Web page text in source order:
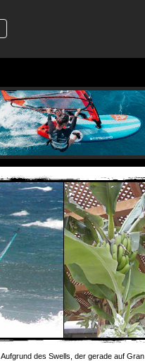
Aufgrund des Swells, der gerade auf Gran